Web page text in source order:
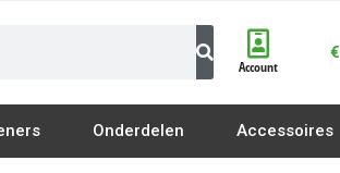
Account
€
Onderdelen Accessoires